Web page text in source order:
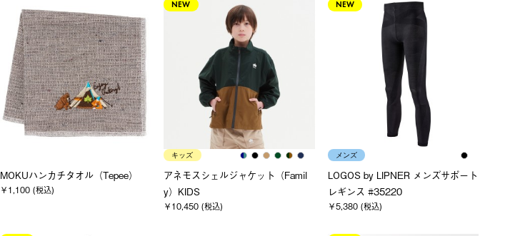
MOKUハンカチタオル（Tepee）
￥1,100 (税込)
NEW
キッズ
アネモスシェルジャケット（Famil
y）KIDS
￥10,450 (税込)
NEW
メンズ
LOGOS by LIPNER メンズサポート
レギンス #35220
￥5,380 (税込)